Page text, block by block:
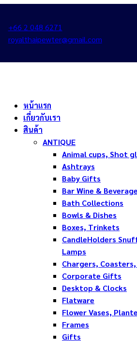
+66 2 048 6271
royalthaipewter@gmail.com
หน้าแรก
เกี่ยวกับเรา
สินค้า
ANTIQUE
Animal cups, Shot
Ashtrays
Baby Gifts
Bar Wine &
Bath Collections
Bowls & Dishes
Boxes, Trinkets
CandleHolders
Lamps
Chargers,
Corporate Gifts
Desktop & Clocks
Flatware
Flower Vases,
Frames
Gifts